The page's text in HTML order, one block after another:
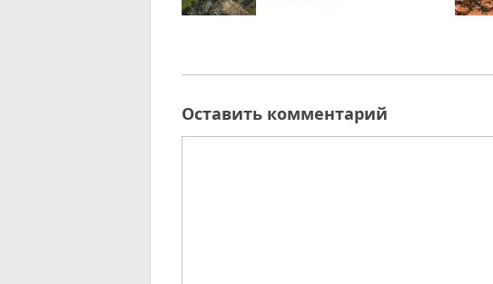
Оставить комментарий